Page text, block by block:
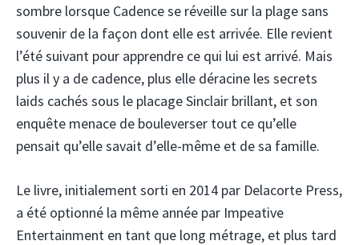
sombre lorsque Cadence se réveille sur la plage sans
souvenir de la façon dont elle est arrivée. Elle revient
l’été suivant pour apprendre ce qui lui est arrivé. Mais
plus il y a de cadence, plus elle déracine les secrets
laids cachés sous le placage Sinclair brillant, et son
enquête menace de bouleverser tout ce qu’elle
pensait qu’elle savait d’elle-même et de sa famille.
Le livre, initialement sorti en 2014 par Delacorte Press,
a été optionné la même année par Impeative
Entertainment en tant que long métrage, et plus tard